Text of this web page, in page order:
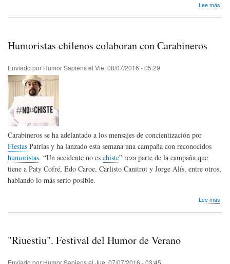
Lee más
Humoristas chilenos colaboran con Carabineros
Enviado por Humor Sapiensel Vie, 08/07/2016 - 05:29
Carabineros se ha adelantado a los mensajes de concientización por
Fiestas Patrias y ha lanzado esta semana una campaña con reconocidos
humoristas. “Un accidente no es chiste” reza parte de la campaña que
tiene a Paty Cofré, Edo Caroe, Carlisto Canitrot y Jorge Alís, entre otros,
hablando lo más serio posible.
Lee más
"Riuestiu". Festival del Humor de Verano